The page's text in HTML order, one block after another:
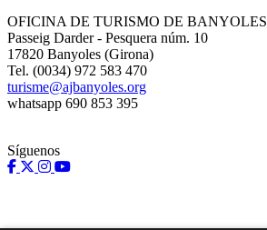
OFICINA DE TURISMO DE BANYOLES
Passeig Darder - Pesquera núm. 10
17820 Banyoles (Girona)
Tel. (0034) 972 583 470
turisme@ajbanyoles.org
whatsapp 690 853 395
Síguenos